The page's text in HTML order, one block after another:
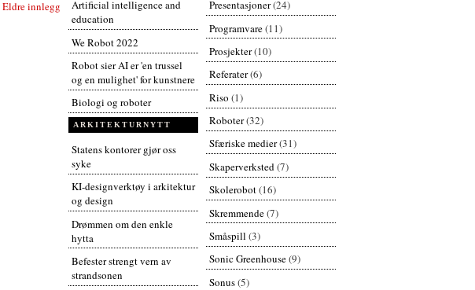
Eldre innlegg
Artificial intelligence and
education
We Robot 2022
Robot sier AI er 'en trussel
og en mulighet' for kunstnere
Biologi og roboter
ARKITEKTURNYTT
Statens kontorer gjør oss
syke
KI-designverktøy i arkitektur
og design
Drømmen om den enkle
hytta
Befester strengt vern av
strandsonen
Presentasjoner(24)
Programvare(11)
Prosjekter(10)
Referater(6)
Riso (1)
Roboter(32)
Sfæriske medier(31)
Skaperverksted(7)
Skolerobot(16)
Skremmende(7)
Småspill (3)
Sonic Greenhouse(9)
Sonus(5)